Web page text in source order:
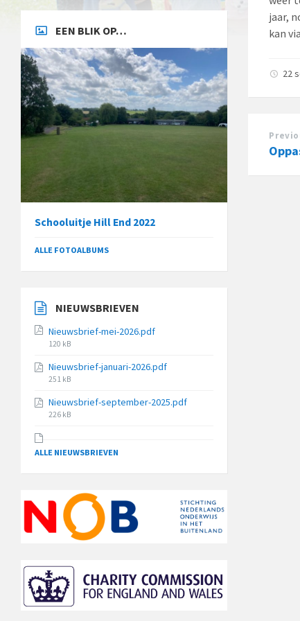
jaar,
kan
22
EEN BLIK OP…
Schooluitje Hill End 2022
ALLE FOTOALBUMS
NIEUWSBRIEVEN
Nieuwsbrief-mei-2026.pdf
File
120 kB
Nieuwsbrief-januari-2026.pdf
File
251 kB
Nieuwsbrief-september-2025.pdf
File
226 kB
ALLE NIEUWSBRIEVEN